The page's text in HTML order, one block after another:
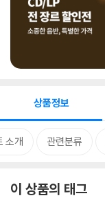
상품정보
소개 관련분류
이 상품의 태그